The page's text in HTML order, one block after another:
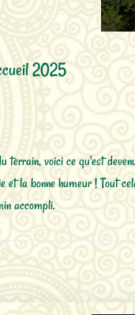
2025
terrain, voici ce qu'est
la bonne humeur ! Tout
accompli.